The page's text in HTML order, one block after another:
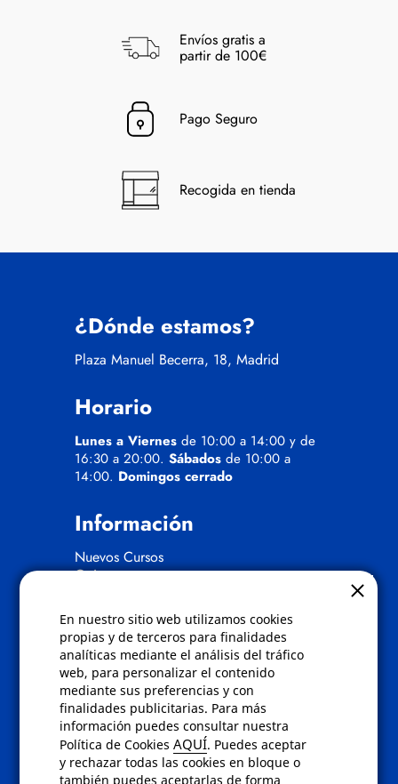
En nuestro sitio web utilizamos cookies
propias y de terceros para finalidades
analíticas mediante el análisis del tráfico
web, para personalizar el contenido
mediante sus preferencias y con
finalidades publicitarias. Para más
información puedes consultar nuestra
Política de CookiesAQUÍ. Puedes aceptar
y rechazar todas las cookies en bloque o
también puedes aceptarlas de forma
Envíos gratis a
partir de 100€
Pago Seguro
Recogida en tienda
¿Dónde estamos?
Plaza Manuel Becerra, 18, Madrid
Horario
Lunes a Viernes de 10:00 a 14:00 y de
16:30 a 20:00. Sábados de 10:00 a
14:00. Domingos cerrado
Información
Nuevos Cursos
Quienes somos
Políticas
Condiciones de compra
Aviso de privacidad
Cookies
Bajas comunicados comerciales
Derecho de desistimiento
Preguntas frecuentes